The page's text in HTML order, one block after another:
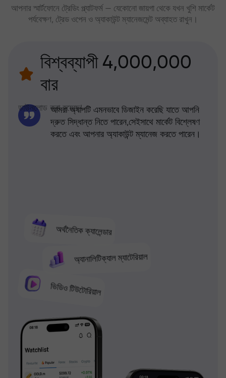
আপনার স্মার্টফোনে ট্রেডিং প্ল্যাটফর্ম — যেকোনো জায়গা থেকে যখন খুশি মার্কেট
পর্যবেক্ষণ, ট্রেড ওপেন ও অ্যাকাউন্ট ম্যানেজমেন্ট অব্যাহত রাখুন।
বিশ্বব্যাপী 4,000,000
বার
ডাউনলোড করা হয়েছে!
অর্থনৈতিক ক্যালেন্ডার
অ্যানালিটিক্যাল ম্যাটেরিয়াল
ভিডিও টিউটোরিয়াল
আমরা অ্যাপটি এমনভাবে ডিজাইন করেছি যাতে আপনি
দ্রুত সিদ্ধান্ত নিতে পারেন,সেইসাথে মার্কেট বিশ্লেষণ
করতে এবং আপনার অ্যাকাউন্ট ম্যানেজ করতে পারেন।